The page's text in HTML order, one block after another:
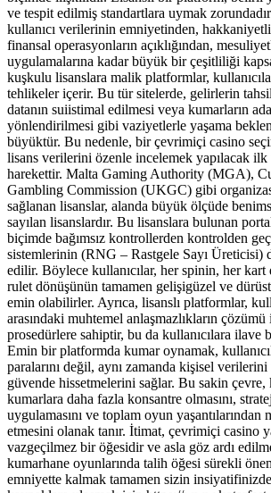
ve tespit edilmiş standartlara uymak
kullanıcı verilerinin emniyetinden,
finansal operasyonların açıklığından,
uygulamalarına kadar büyük bir çeşitliliği
kuşkulu lisanslara malik platformlar,
tehlikeler içerir. Bu tür sitelerde, gelirlerin
datanın suiistimal edilmesi veya kumarların
yönlendirilmesi gibi vaziyetlerle yaşama
büyüktür. Bu nedenle, bir çevrimiçi casino
lisans verilerini özenle incelemek yapılacak
harekettir. Malta Gaming Authority (MGA),
Gambling Commission (UKGC) gibi
sağlanan lisanslar, alanda büyük ölçüde
sayılan lisanslardır. Bu lisanslara bulunan
biçimde bağımsız kontrollerden kontrolden
sistemlerinin (RNG – Rastgele Sayı Üreticisi)
edilir. Böylece kullanıcılar, her spinin, her kart
rulet dönüşünün tamamen gelişigüzel ve
emin olabilirler. Ayrıca, lisanslı platformlar,
arasındaki muhtemel anlaşmazlıkların
prosedürlere sahiptir, bu da kullanıcılara ilave
Emin bir platformda kumar oynamak,
paralarını değil, aynı zamanda kişisel
güvende hissetmelerini sağlar. Bu sakin çevre,
kumarlara daha fazla konsantre olmasını,
uygulamasını ve toplam oyun yaşantılarından
etmesini olanak tanır. İtimat, çevrimiçi casino
vazgeçilmez bir öğesidir ve asla göz ardı
kumarhane oyunlarında talih öğesi sürekli
emniyette kalmak tamamen sizin